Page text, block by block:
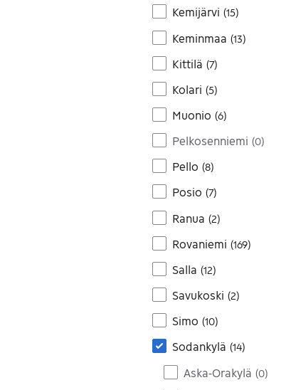
Kemijärvi (15)
Keminmaa (13)
Kittilä (7)
Kolari (5)
Muonio (6)
Pelkosenniemi (0)
Pello (8)
Posio (7)
Ranua (2)
Rovaniemi (169)
Salla (12)
Savukoski (2)
Simo (10)
Sodankylä (14)
Aska-Orakylä (0)